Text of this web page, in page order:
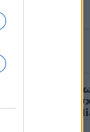
– Κύπρου:
της